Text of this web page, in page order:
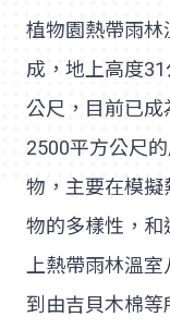
植物園熱帶雨
成，地上高度
公尺，目前已
2500平方公尺
物，主要在模擬
物的多樣性，
上熱帶雨林溫
到由吉貝木棉